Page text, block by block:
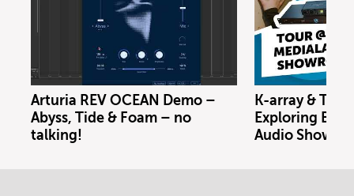
Arturia REV OCEAN Demo –
Abyss, Tide & Foam – no
talking!
K-array &
Exploring
Audio